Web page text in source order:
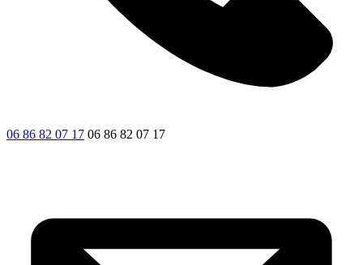
06 86 82 07 17 06 86 82 07 17